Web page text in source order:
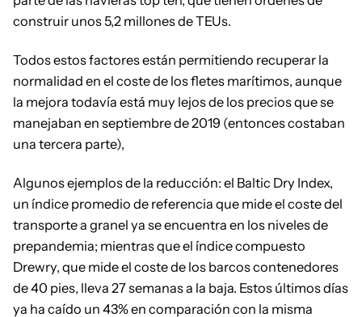
construir unos 5,2 millones de TEUs.
Todos estos factores están permitiendo recuperar la
normalidad en el coste de los fletes marítimos, aunque
la mejora todavía está muy lejos de los precios que se
manejaban en septiembre de 2019 (entonces costaban
una tercera parte),
Algunos ejemplos de la reducción: el Baltic Dry Index,
un índice promedio de referencia que mide el coste del
transporte a granel ya se encuentra en los niveles de
prepandemia; mientras que el índice compuesto
Drewry, que mide el coste de los barcos contenedores
de 40 pies, lleva 27 semanas a la baja. Estos últimos días
ya ha caído un 43% en comparación con la misma